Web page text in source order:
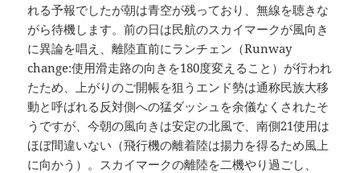
れる予報でしたが朝は青空が残っており、無線を聴きな
がら待機します。前の日は民航のスカイマークが風向き
に異論を唱え、離陸直前にランチェン（Runway
change:使用滑走路の向きを180度変えること）が行われ
たため、上がりのご開帳を狙うエンド勢は通称民族大移
動と呼ばれる反対側への猛ダッシュを余儀なくされたそ
うですが、今朝の風向きは安定の北風で、南側21使用は
ほぼ間違いない（飛行機の離着陸は揚力を得るため風上
に向かう）。スカイマークの離陸を二機やり過ごし、